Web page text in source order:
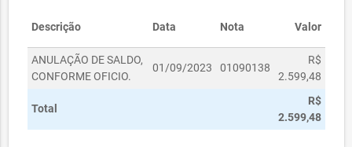
Descrição Data Nota Valor
ANULAÇÃO DE SALDO,
CONFORME OFICIO.
01/09/2023 01090138
R$
2.599,48
Total
R$
2.599,48